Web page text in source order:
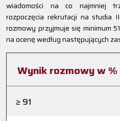
wiadomości na co najmniej
rozpoczęcia rekrutacji na studia
rozmowy przyjmuje się minimum
na ocenę według następujących
Wynik rozmowy w %
≥ 91